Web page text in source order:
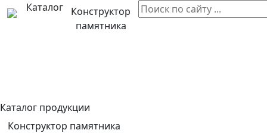
Каталог
Конструктор
памятника
Каталог продукции
Конструктор памятника